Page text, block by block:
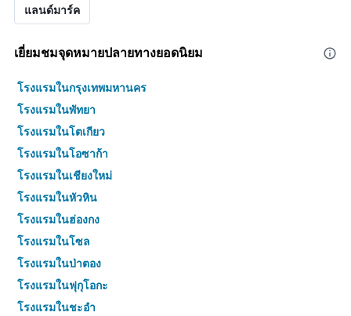
แลนด์มาร์ค
เยี่ยมชมจุดหมายปลายทางยอดนิยม
โรงแรมในกรุงเทพมหานคร
โรงแรมในพัทยา
โรงแรมในโตเกียว
โรงแรมในโอซาก้า
โรงแรมในเชียงใหม่
โรงแรมในหัวหิน
โรงแรมในฮ่องกง
โรงแรมในโซล
โรงแรมในป่าตอง
โรงแรมในฟุกุโอกะ
โรงแรมในชะอำ